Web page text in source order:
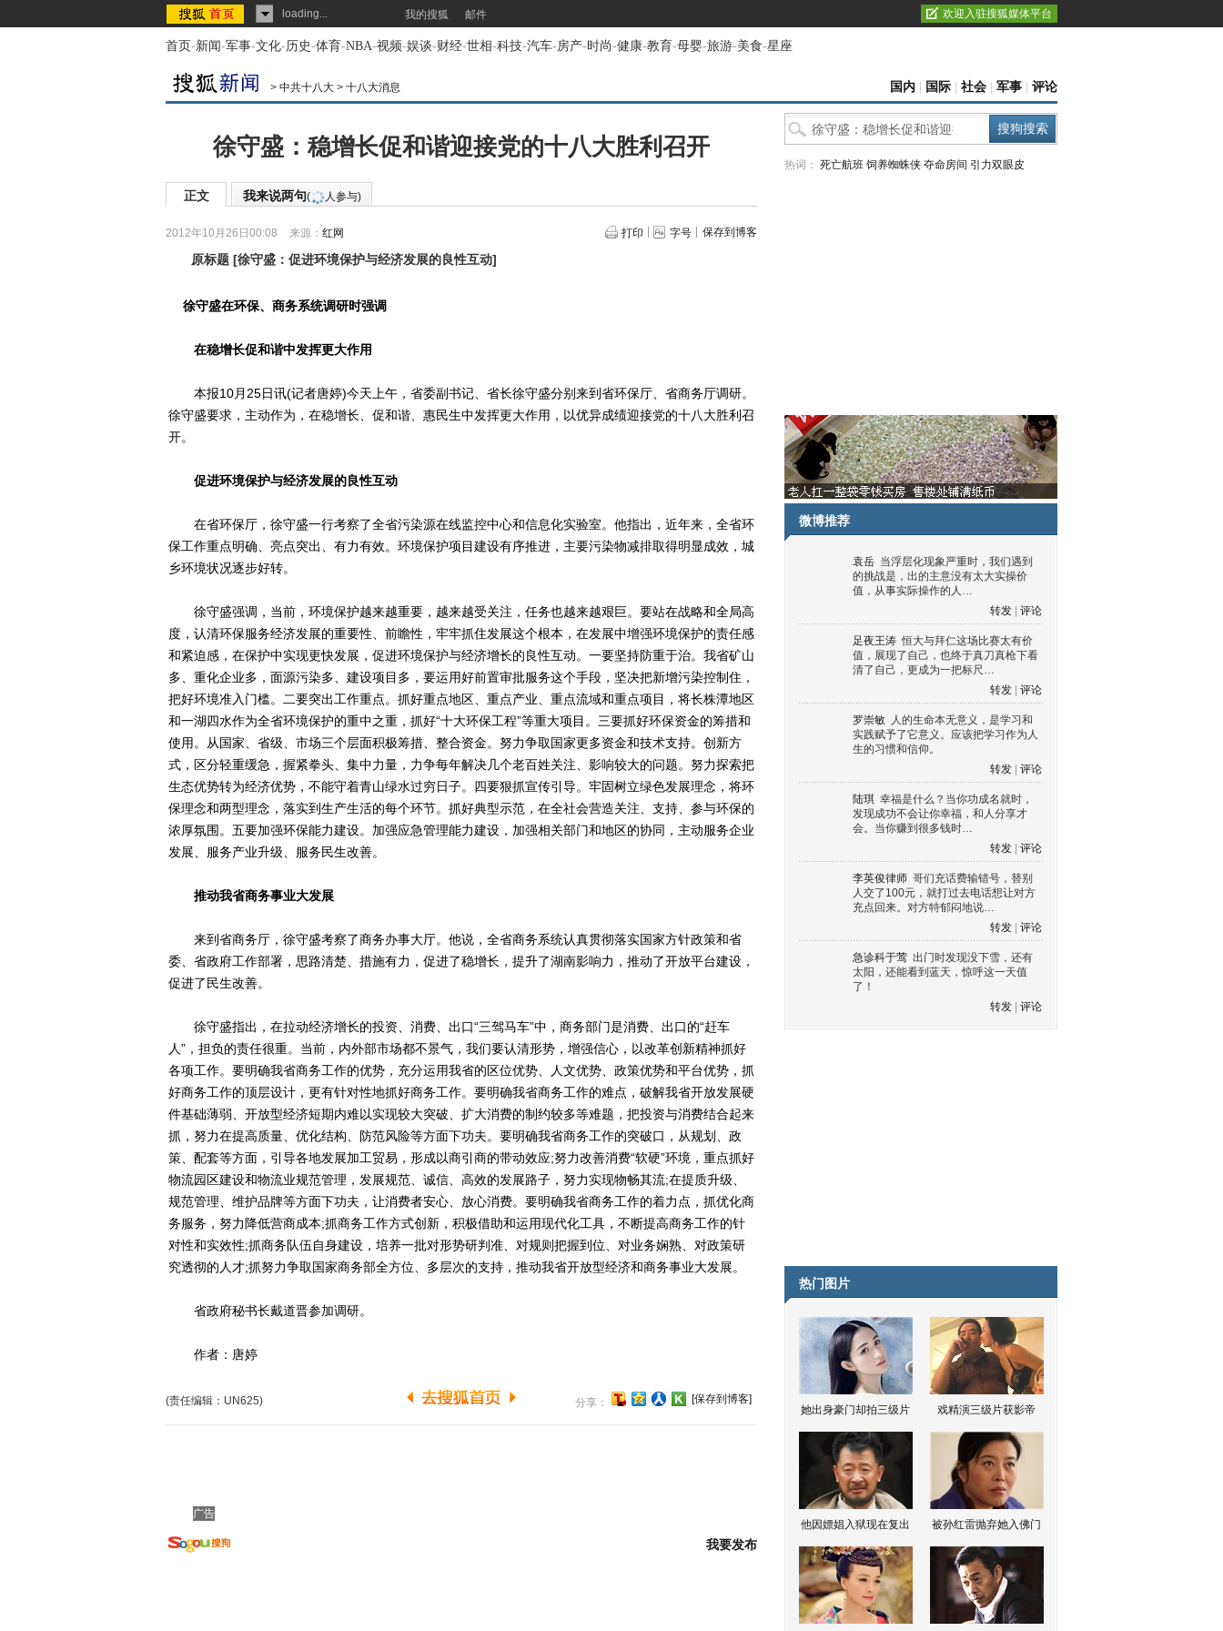
loading... 我的搜狐 邮件 欢迎入驻搜狐媒体平台
首页-新闻-军事-文化-历史-体育-NBA-视频-娱谈-财经-世相-科技-汽车-房产-时尚-健康-教育-母婴-旅游-美食-星座
> 中共十八大 > 十八大消息 国内 国际 社会 军事 评论
徐守盛：稳增长促和谐迎接党的十八大胜利召开
正文 我来说两句( 人参与)
2012年10月26日00:08 来源： 红网 打印 字号 保存到博客
原标题 [徐守盛：促进环境保护与经济发展的良性互动]
徐守盛在环保、商务系统调研时强调
在稳增长促和谐中发挥更大作用
本报10月25日讯(记者唐婷)今天上午，省委副书记、省长徐守盛分别来到省环保厅、省商务厅调研。
徐守盛要求，主动作为，在稳增长、促和谐、惠民生中发挥更大作用，以优异成绩迎接党的十八大胜利召
开。
促进环境保护与经济发展的良性互动
在省环保厅，徐守盛一行考察了全省污染源在线监控中心和信息化实验室。他指出，近年来，全省环
保工作重点明确、亮点突出、有力有效。环境保护项目建设有序推进，主要污染物减排取得明显成效，城
乡环境状况逐步好转。
徐守盛强调，当前，环境保护越来越重要，越来越受关注，任务也越来越艰巨。要站在战略和全局高
度，认清环保服务经济发展的重要性、前瞻性，牢牢抓住发展这个根本，在发展中增强环境保护的责任感
和紧迫感，在保护中实现更快发展，促进环境保护与经济增长的良性互动。一要坚持防重于治。我省矿山
多、重化企业多，面源污染多、建设项目多，要运用好前置审批服务这个手段，坚决把新增污染控制住，
把好环境准入门槛。二要突出工作重点。抓好重点地区、重点产业、重点流域和重点项目，将长株潭地区
和一湖四水作为全省环境保护的重中之重，抓好“十大环保工程”等重大项目。三要抓好环保资金的筹措和
使用。从国家、省级、市场三个层面积极筹措、整合资金。努力争取国家更多资金和技术支持。创新方
式，区分轻重缓急，握紧拳头、集中力量，力争每年解决几个老百姓关注、影响较大的问题。努力探索把
生态优势转为经济优势，不能守着青山绿水过穷日子。四要狠抓宣传引导。牢固树立绿色发展理念，将环
保理念和两型理念，落实到生产生活的每个环节。抓好典型示范，在全社会营造关注、支持、参与环保的
浓厚氛围。五要加强环保能力建设。加强应急管理能力建设，加强相关部门和地区的协同，主动服务企业
发展、服务产业升级、服务民生改善。
推动我省商务事业大发展
来到省商务厅，徐守盛考察了商务办事大厅。他说，全省商务系统认真贯彻落实国家方针政策和省
委、省政府工作部署，思路清楚、措施有力，促进了稳增长，提升了湖南影响力，推动了开放平台建设，
促进了民生改善。
徐守盛指出，在拉动经济增长的投资、消费、出口“三驾马车”中，商务部门是消费、出口的“赶车
人”，担负的责任很重。当前，内外部市场都不景气，我们要认清形势，增强信心，以改革创新精神抓好
各项工作。要明确我省商务工作的优势，充分运用我省的区位优势、人文优势、政策优势和平台优势，抓
好商务工作的顶层设计，更有针对性地抓好商务工作。要明确我省商务工作的难点，破解我省开放发展硬
件基础薄弱、开放型经济短期内难以实现较大突破、扩大消费的制约较多等难题，把投资与消费结合起来
抓，努力在提高质量、优化结构、防范风险等方面下功夫。要明确我省商务工作的突破口，从规划、政
策、配套等方面，引导各地发展加工贸易，形成以商引商的带动效应;努力改善消费“软硬”环境，重点抓好
物流园区建设和物流业规范管理，发展规范、诚信、高效的发展路子，努力实现物畅其流;在提质升级、
规范管理、维护品牌等方面下功夫，让消费者安心、放心消费。要明确我省商务工作的着力点，抓优化商
务服务，努力降低营商成本;抓商务工作方式创新，积极借助和运用现代化工具，不断提高商务工作的针
对性和实效性;抓商务队伍自身建设，培养一批对形势研判准、对规则把握到位、对业务娴熟、对政策研
究透彻的人才;抓努力争取国家商务部全方位、多层次的支持，推动我省开放型经济和商务事业大发展。
省政府秘书长戴道晋参加调研。
作者：唐婷
(责任编辑：UN625) 分享： [保存到博客]
广告
我要发布
热词： 死亡航班 饲养蜘蛛侠 夺命房间 引力双眼皮
微博推荐
袁岳 当浮层化现象严重时，我们遇到
的挑战是，出的主意没有太大实操价
值，从事实际操作的人…
转发
评论
足夜王涛 恒大与拜仁这场比赛太有价
值，展现了自己，也终于真刀真枪下看
清了自己，更成为一把标尺…
转发
评论
罗崇敏 人的生命本无意义，是学习和
实践赋予了它意义。应该把学习作为人
生的习惯和信仰。
转发
评论
陆琪 幸福是什么？当你功成名就时，
发现成功不会让你幸福，和人分享才
会。当你赚到很多钱时…
转发
评论
李英俊律师 哥们充话费输错号，替别
人交了100元，就打过去电话想让对方
充点回来。对方特郁闷地说…
转发
评论
急诊科于莺 出门时发现没下雪，还有
太阳，还能看到蓝天，惊呼这一天值
了！
转发
评论
热门图片
她出身豪门却拍三级片 戏精演三级片获影帝
他因嫖娼入狱现在复出 被孙红雷抛弃她入佛门